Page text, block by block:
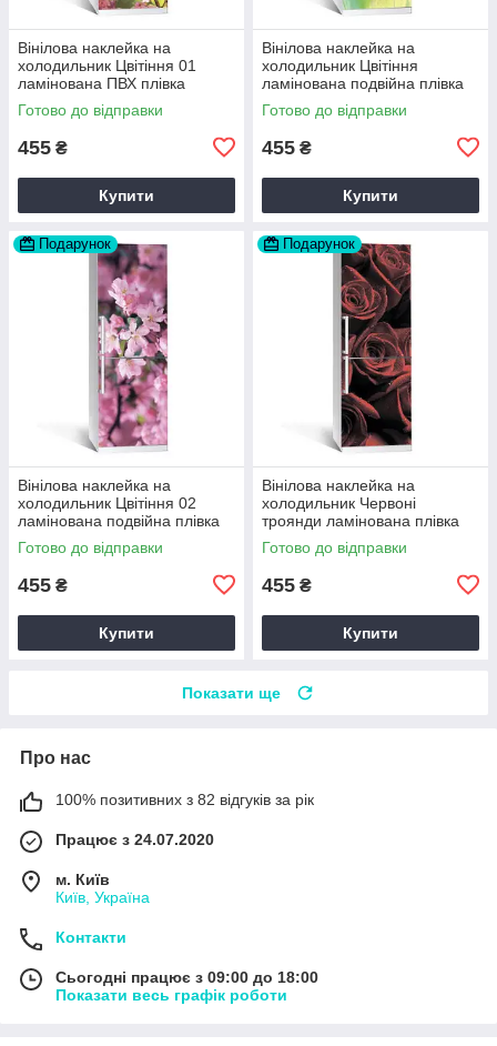
Вінілова наклейка на
холодильник Цвітіння 01
ламінована ПВХ плівка
самоклеюча 60х180 см
Happy Pocket Z180079
Готово до відправки
455 ₴
Купити
Вінілова наклейка на
холодильник Цвітіння
ламінована подвійна плівка
самоклеюча 60х180 см
Happy Pocket Z180074
Готово до відправки
455 ₴
Купити
Подарунок
Вінілова наклейка на
холодильник Цвітіння 02
ламінована подвійна плівка
60х180 см Happy Pocket
Z180080
Готово до відправки
455 ₴
Купити
Подарунок
Вінілова наклейка на
холодильник Червоні
троянди ламінована плівка
самоклеюча 60х180 см
Happy Pocket Z180082
Готово до відправки
455 ₴
Купити
Показати ще
Про нас
100% позитивних з 82 відгуків за рік
Працює з 24.07.2020
м. Київ
Київ, Україна
Контакти
Сьогодні працює з 09:00 до 18:00
Показати весь графік роботи